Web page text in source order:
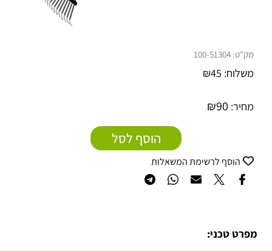
מק"ט: 100-51304
משלוח: ₪45
מחיר: ₪90
הוסף לסל
הוסף לרשימת המשאלות
מפרט טכני: